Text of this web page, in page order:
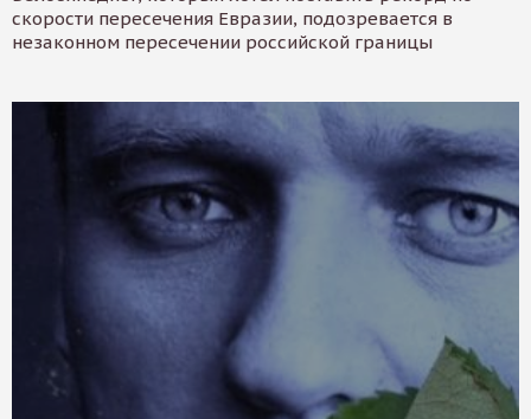
скорости пересечения Евразии, подозревается в
незаконном пересечении российской границы